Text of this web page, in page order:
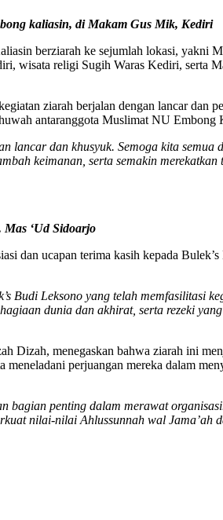
kaliasin, di Makam Gus Mik, Kediri
berziarah ke sejumlah lokasi, yakni
wisata religi Sugih Waras Kediri, serta
ziarah berjalan dengan lancar dan
antaranggota Muslimat NU Embong
dan khusyuk. Semoga kita semua
keimanan, serta semakin
‘Ud Sidoarjo
dan ucapan terima kasih kepada
Budi Leksono yang telah memfasilitasi
dunia dan akhirat, serta rezeki
Dizah, menegaskan bahwa ziarah ini
perjuangan mereka dalam
bagian penting dalam merawat
nilai-nilai Ahlussunnah wal Jama’ah